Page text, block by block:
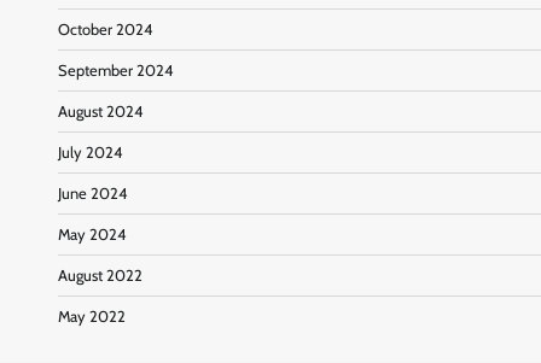
October 2024
September 2024
August 2024
July 2024
June 2024
May 2024
August 2022
May 2022